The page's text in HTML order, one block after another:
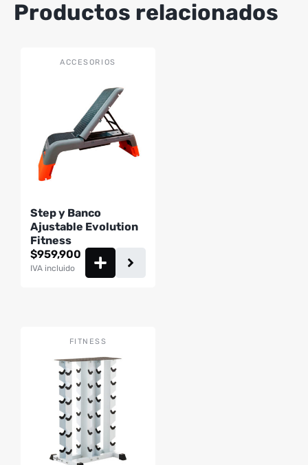
Productos relacionados
ACCESORIOS
Step y Banco
Ajustable Evolution
Fitness
$959,900
IVA incluido
FITNESS